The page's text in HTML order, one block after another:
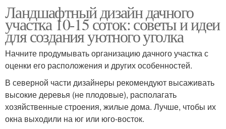
Ландшафтный дизайн дачного
участка 10-15 соток: советы и идеи
для создания уютного уголка
Начните продумывать организацию дачного участка с
оценки его расположения и других особенностей.
В северной части дизайнеры рекомендуют высаживать
высокие деревья (не плодовые), располагать
хозяйственные строения, жилые дома. Лучше, чтобы их
окна выходили на юг или юго-восток.